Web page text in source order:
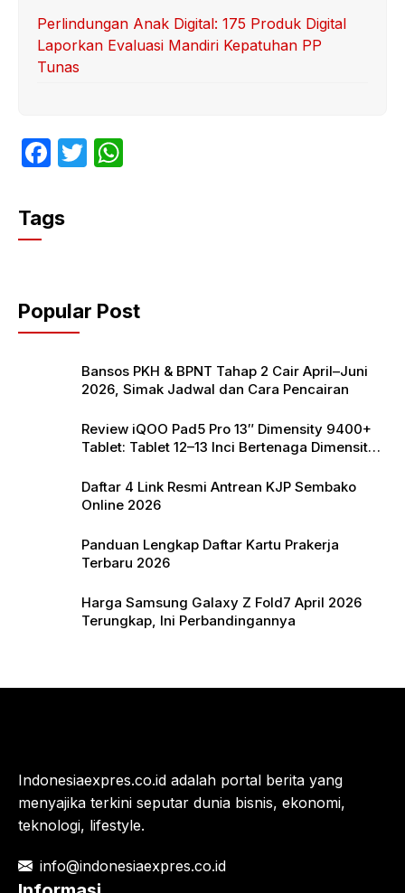
Perlindungan Anak Digital: 175 Produk Digital
Laporkan Evaluasi Mandiri Kepatuhan PP
Tunas
F
c
e
o
o
T
p
p
Tags
Popular Post
Bansos PKH & BPNT Tahap 2 Cair April–Juni
2026, Simak Jadwal dan Cara Pencairan
Review iQOO Pad5 Pro 13″ Dimensity 9400+
Tablet: Tablet 12–13 Inci Bertenaga Dimensity
Daftar 4 Link Resmi Antrean KJP Sembako
Online 2026
Panduan Lengkap Daftar Kartu Prakerja
Terbaru 2026
Harga Samsung Galaxy Z Fold7 April 2026
Terungkap, Ini Perbandingannya
Indonesiaexpres.co.id adalah portal berita yang
menyajika terkini seputar dunia bisnis, ekonomi,
teknologi, lifestyle.
info@indonesiaexpres.co.id